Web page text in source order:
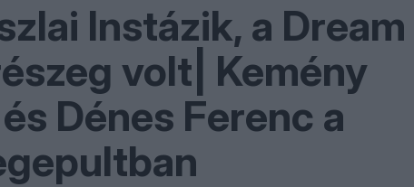
Instázik, a Dream
volt| Kemény
Dénes Ferenc a